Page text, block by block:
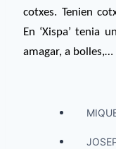
cotxes. Tenien
En ‘Xispa’ tenia
amagar, a bolles,…